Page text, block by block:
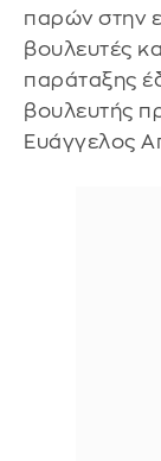
παρών στην
βουλευτές
παράταξης
βουλευτής
Ευάγγελος